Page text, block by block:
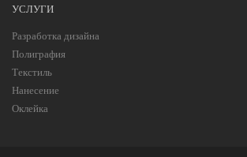
УСЛУГИ
Разработка дизайна
Полиграфия
Текстиль
Нанесение
Оклейка